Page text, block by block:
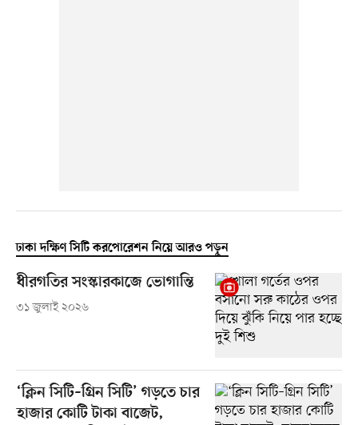
ঢাকা দক্ষিণ সিটি করপোরেশন নিয়ে আরও পড়ুন
ধীরগতির সংস্কারকাজে ভোগান্তি
৩১ জুলাই ২০২৬
‘ক্লিন সিটি–গ্রিন সিটি’ গড়তে চার
হাজার কোটি টাকা বাজেট,